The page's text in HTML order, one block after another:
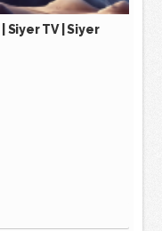
Siyer TV | Siyer